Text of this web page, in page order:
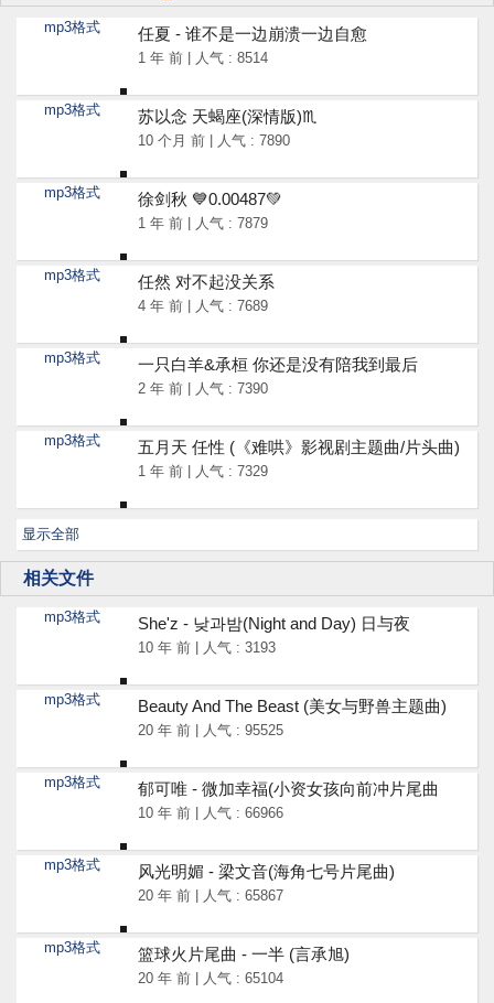
mp3格式 任夏 - 谁不是一边崩溃一边自愈
1 年 前 | 人气 : 8514
mp3格式 苏以念 天蝎座(深情版)♏
10 个月 前 | 人气 : 7890
mp3格式 徐剑秋 💙0.00487💚
1 年 前 | 人气 : 7879
mp3格式 任然 对不起没关系
4 年 前 | 人气 : 7689
mp3格式 一只白羊&承桓 你还是没有陪我到最后
2 年 前 | 人气 : 7390
mp3格式 五月天 任性 (《难哄》影视剧主题曲/片头曲)
1 年 前 | 人气 : 7329
显示全部
相关文件
mp3格式 She'z - 낮과밤(Night and Day) 日与夜
10 年 前 | 人气 : 3193
mp3格式 Beauty And The Beast (美女与野兽主题曲)
20 年 前 | 人气 : 95525
mp3格式 郁可唯 - 微加幸福(小资女孩向前冲片尾曲
10 年 前 | 人气 : 66966
mp3格式 风光明媚 - 梁文音(海角七号片尾曲)
20 年 前 | 人气 : 65867
mp3格式 篮球火片尾曲 - 一半 (言承旭)
20 年 前 | 人气 : 65104